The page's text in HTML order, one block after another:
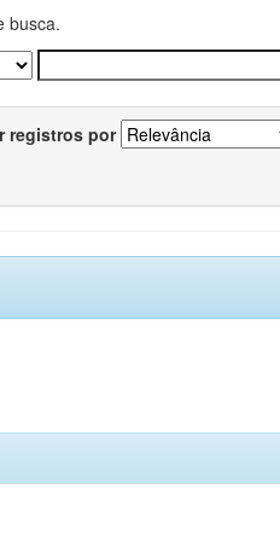
busca.
registros por